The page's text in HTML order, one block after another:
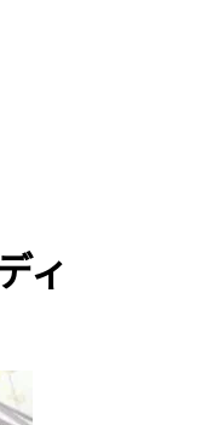
ィ